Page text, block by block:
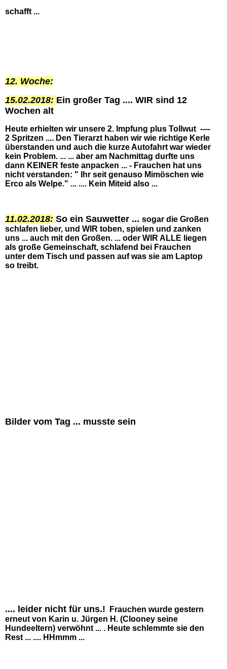
schafft ...
12. Woche:
15.02.2018: Ein großer Tag .... WIR sind 12
Wochen alt
Heute erhielten wir unsere 2. Impfung plus Tollwut ----
2 Spritzen .... Den Tierarzt haben wir wie richtige Kerle
überstanden und auch die kurze Autofahrt war wieder
kein Problem. ... ... aber am Nachmittag durfte uns
dann KEINER feste anpacken ... - Frauchen hat uns
nicht verstanden: " Ihr seit genauso Mimöschen wie
Erco als Welpe." ... .... Kein Miteid also ...
11.02.2018: So ein Sauwetter ... sogar die Großen
schlafen lieber, und WIR toben, spielen und zanken
uns ... auch mit den Großen. ... oder WIR ALLE liegen
als große Gemeinschaft, schlafend bei Frauchen
unter dem Tisch und passen auf was sie am Laptop
so treibt.
Bilder vom Tag ... musste sein
.... leider nicht für uns.! Frauchen wurde gestern
erneut von Karin u. Jürgen H. (Clooney seine
Hundeeltern) verwöhnt ... . Heute schlemmte sie den
Rest ... .... HHmmm ...